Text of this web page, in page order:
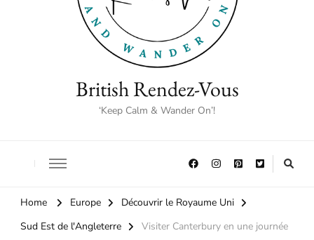
British Rendez-Vous
‘Keep Calm & Wander On’!
Home Europe
Découvrir le Royaume Uni
Sud Est de l'Angleterre
Visiter Canterbury en une journée